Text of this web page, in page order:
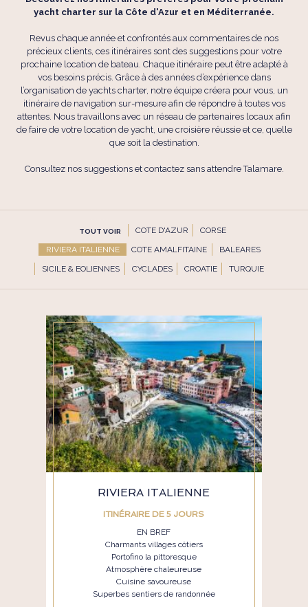
yacht charter sur la Côte d'Azur et en Méditerranée.
Revus chaque année et confrontés aux commentaires de nos
précieux clients, ces itinéraires sont des suggestions pour votre
prochaine location de bateau. Chaque itinéraire peut être adapté à
vos besoins précis. Grâce à des années d’expérience dans
l’organisation de yachts charter, notre équipe créera pour vous, un
itinéraire de navigation sur-mesure afin de répondre à toutes vos
attentes. Nous travaillons avec un réseau de partenaires locaux afin
de faire de votre location de yacht, une croisière réussie et ce, quelle
que soit la destination.
Consultez nos suggestions et contactez sans attendre Talamare.
TOUT VOIR COTE D'AZUR
CORSE
RIVIERA ITALIENNE
COTE AMALFITAINE
BALEARES
SICILE & EOLIENNES
CYCLADES CROATIE TURQUIE
RIVIERA ITALIENNE
ITINÉRAIRE DE 5 JOURS
EN BREF
Charmants villages côtiers
Portofino la pittoresque
Atmosphère chaleureuse
Cuisine savoureuse
Superbes sentiers de randonnée